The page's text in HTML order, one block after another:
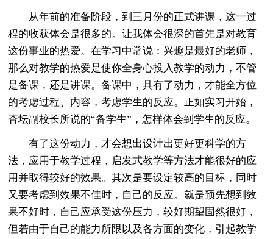
从年前的准备阶段，到三月份的正式讲课，这一过
程的收获体会是很多的。让我体会很深的首先是对教育
这份事业的热爱。在学习中常说：兴趣是最好的老师，
那么对教学的热爱是使你全身心投入教学的动力，不管
是备课，还是讲课。备课中，具有了动力，才能全方位
的考虑过程、内容，考虑学生的反应。正如实习开始，
杏坛副校长所说的“备学生”，怎样体会到学生的反应。
有了这份动力，才会想出设计出更好更科学的方
法，应用于教学过程，启发式教学等方法才能很好的应
用并取得较好的效果。其次是要设定较高的目标，同时
又要考虑到效果不佳时，自己的反应。就是预先想到效
果不好时，自己应承受这份压力，较好期望固然很好，
但若由于自己的能力所限以及各方面的变化，引起教学